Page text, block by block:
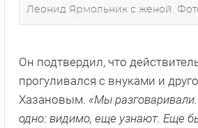
Леонид Ярмольник с женой.
Он подтвердил, что
прогуливался с внуками и
Хазановым. «Мы
одно: видимо, еще узнают. Еще